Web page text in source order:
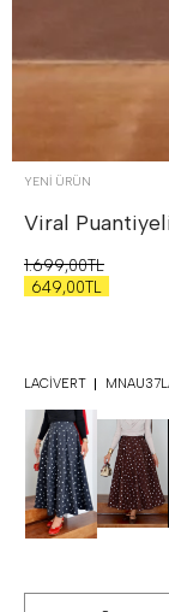
YENİ ÜRÜN
Viral
1.699,00TL
649,00TL
LACIVERT